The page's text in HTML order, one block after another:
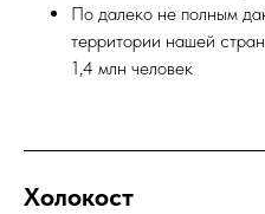
По далеко не полным
территории нашей
1,4 млн человек
Холокост